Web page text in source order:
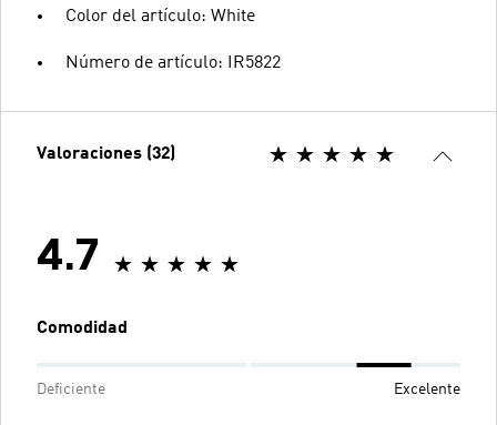
Color del artículo: White
Número de artículo: IR5822
Valoraciones (32)
4.7
Comodidad
Deficiente Excelente